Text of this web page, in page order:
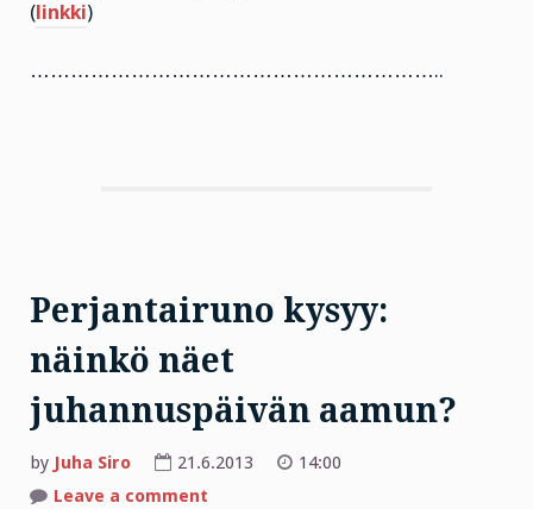
( linkki)
……………………………………………………..
Perjantairuno kysyy:
näinkö näet
juhannuspäivän aamun?
by Juha Siro 21.6.2013
14:00
Leave a comment